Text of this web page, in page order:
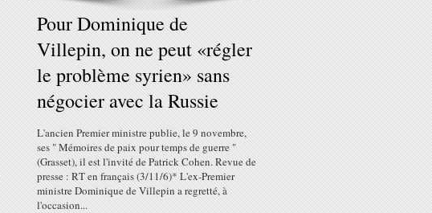
Pour Dominique de
Villepin, on ne peut «régler
le problème syrien» sans
négocier avec la Russie
L'ancien Premier ministre publie, le 9 novembre,
ses " Mémoires de paix pour temps de guerre "
(Grasset), il est l'invité de Patrick Cohen. Revue de
presse : RT en français (3/11/6)* L'ex-Premier
ministre Dominique de Villepin a regretté, à
l'occasion...